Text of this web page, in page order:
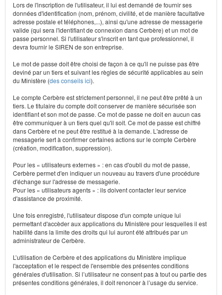
Lors de l'inscription de l'utilisateur, il lui est demandé de fournir ses
données d'identification (nom, prénom, civilité, et de manière facultative
adresse postale et téléphones,...), ainsi qu'une adresse de messagerie
valide (qui sera l'identifiant de connexion dans Cerbère) et un mot de
passe personnel. Si l'utilisateur s'inscrit en tant que professionnel, il
devra fournir le SIREN de son entreprise.
Le mot de passe doit être choisi de façon à ce qu'il ne puisse pas être
deviné par un tiers et suivant les règles de sécurité applicables au sein
du Ministère (des conseils ici).
Le compte Cerbère est strictement personnel, il ne peut être prêté à un
tiers. Le titulaire du compte doit conserver de manière sécurisée son
identifiant et son mot de passe. Ce mot de passe ne doit en aucun cas
être communiquer à un tiers quel qu'il soit. Ce mot de passe est chiffré
dans Cerbère et ne peut être restitué à la demande. L'adresse de
messagerie sert à confirmer certaines actions sur le compte Cerbère
(création, modification, suppression).
Pour les « utilisateurs externes » : en cas d'oubli du mot de passe,
Cerbère permet d'en indiquer un nouveau au travers d'une procédure
d'échange sur l'adresse de messagerie.
Pour les « utilisateurs agents » : ils doivent contacter leur service
d'assistance de proximité.
Une fois enregistré, l'utilisateur dispose d'un compte unique lui
permettant d'accèder aux applications du Ministère pour lesquelles il est
habilité dans la limite des droits qui lui auront été attribués par un
administrateur de Cerbère.
L’utilisation de Cerbère et des applications du Ministère implique
l'acceptation et le respect de l'ensemble des présentes conditions
générales d'utilisation. Si l’utilisateur ne consent pas à tout ou partie des
présentes conditions générales, il doit renoncer à l’usage du service.